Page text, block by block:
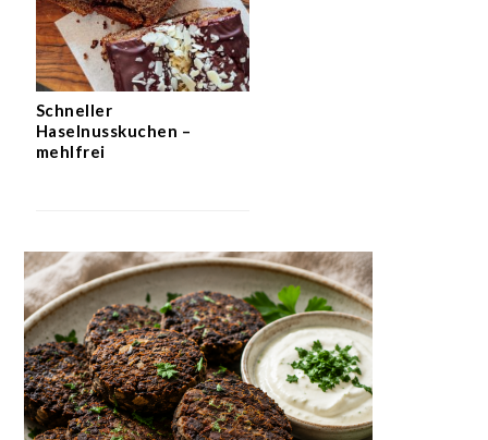
Schneller
Haselnusskuchen –
mehlfrei